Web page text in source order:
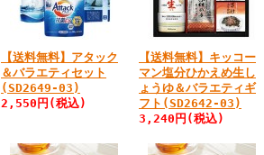
【送料無料】アタック
＆バラエティセット
(SD2649-03)
2,550円 (税込)
【送料無料】キッコー
マン塩分ひかえめ生し
ょうゆ＆バラエティギ
フト(SD2642-03)
3,240円 (税込)